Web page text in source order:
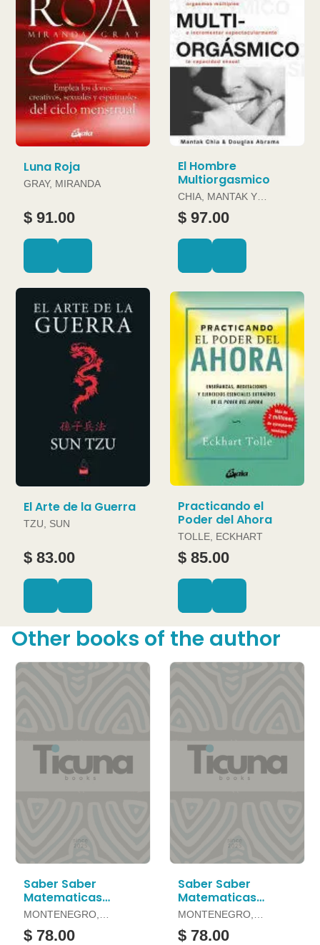
Luna Roja
GRAY, MIRANDA
$ 91.00
El Hombre
Multiorgasmico
CHIA, MANTAK Y
DOUGLAS ABRAMS
$ 97.00
El Arte de la Guerra
TZU, SUN
$ 83.00
Practicando el
Poder del Ahora
TOLLE, ECKHART
$ 85.00
Other books of the author
Saber Saber
Matematicas
Grado 3
MONTENEGRO,
IGNACIO
$ 78.00
Saber Saber
Matematicas
Grado 5
MONTENEGRO,
IGNACIO
$ 78.00